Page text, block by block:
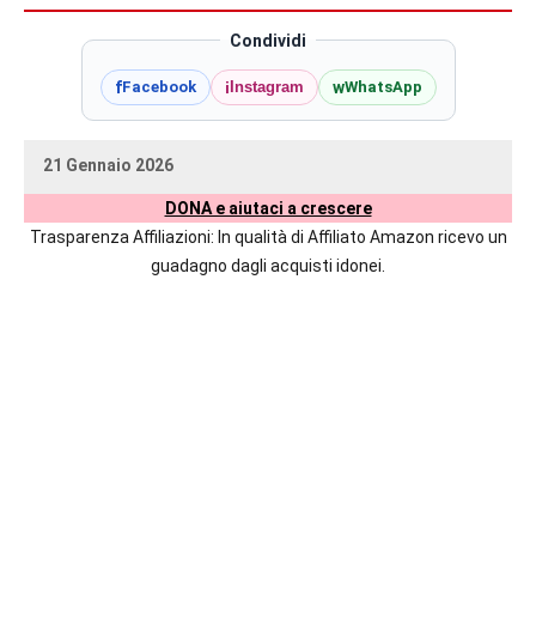
delle
autrici
Condividi
fFacebook i Instagram wWhatsApp
21 Gennaio 2026
DONA e aiutaci a crescere
Trasparenza Affiliazioni: In qualità di Affiliato Amazon ricevo un
guadagno dagli acquisti idonei.